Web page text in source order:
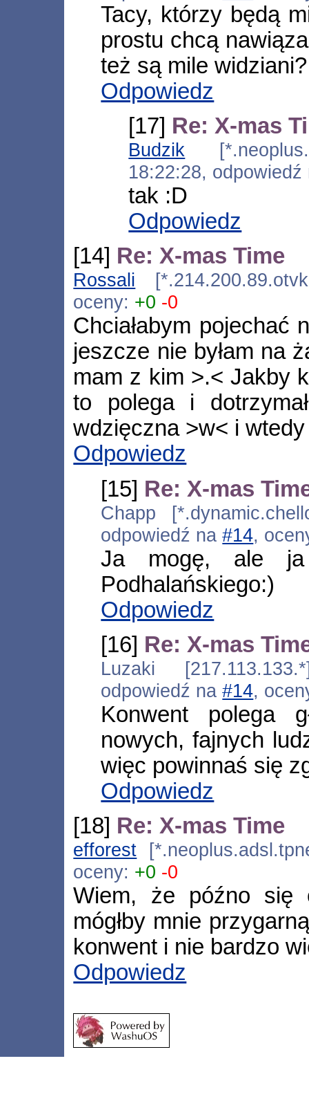
Tacy, którzy będą
prostu chcą
też są mile
Odpowiedz
[17] Re: X-mas
Budzik
18:22:28,
tak :D
Odpowiedz
[14] Re: X-mas Time
Rossali
oceny: +0 -0
Chciałabym pojechać
jeszcze nie byłam na
mam z kim >.< Jakby
to polega i
wdzięczna >w< i wtedy
Odpowiedz
[15] Re: X-mas
Chapp
odpowiedź na#14,
Ja mogę, ale ja
Podhalańskiego:)
Odpowiedz
[16] Re: X-mas
Luzaki
odpowiedź na#14,
Konwent polega
nowych, fajnych
więc powinnaś się
Odpowiedz
[18] Re: X-mas Time
efforest
oceny: +0 -0
Wiem, że późno się
mógłby mnie
konwent i nie bardzo
Odpowiedz